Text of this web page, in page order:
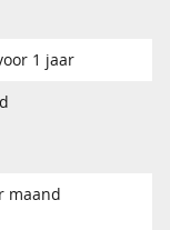
1 jaar
maand